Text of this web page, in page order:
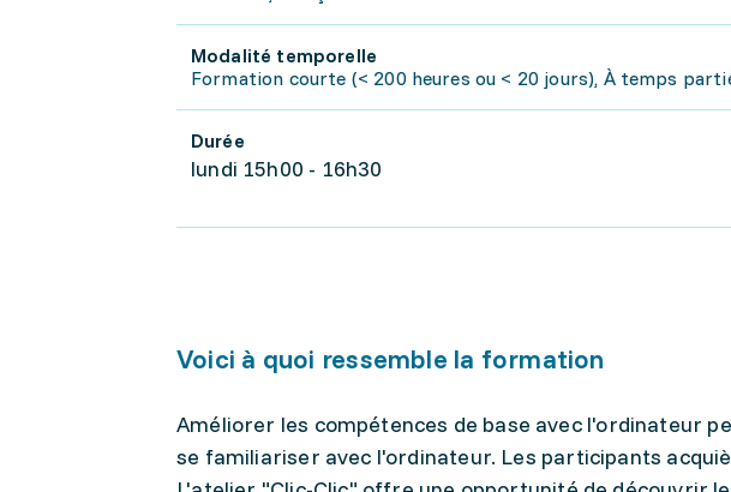
Modalité temporelle
Formation courte (< 200 heures ou < 20 jours), À temps
Durée
lundi 15h00 - 16h30
Voici à quoi ressemble la formation
Améliorer les compétences de base avec l'ordinateur
se familiariser avec l'ordinateur. Les participants